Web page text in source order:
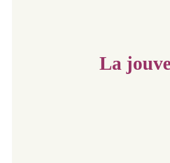
La